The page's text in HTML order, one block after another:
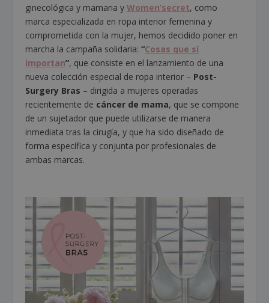
ginecológica y mamaria yWomen’secret, como
marca especializada en ropa interior femenina y
comprometida con la mujer, hemos decidido poner en
marcha la campaña solidaria:“Cosas que sí
importan”, que consiste en el lanzamiento de una
nueva colección especial de ropa interior – Post-
Surgery Bras – dirigida a mujeres operadas
recientemente de cáncer de mama, que se compone
de un sujetador que puede utilizarse de manera
inmediata tras la cirugía, y que ha sido diseñado de
forma específica y conjunta por profesionales de
ambas marcas.